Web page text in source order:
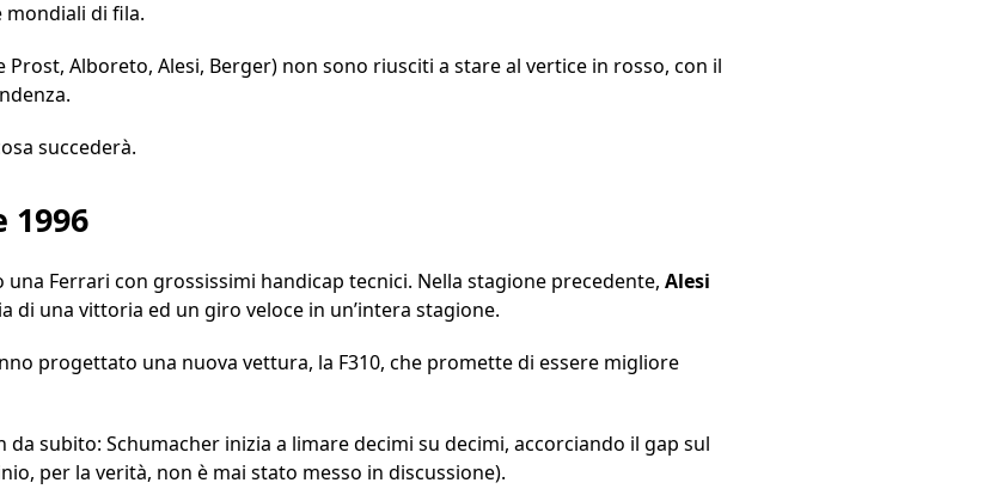
mondiali di fila.
Alboreto, Alesi, Berger) non sono riusciti a stare al vertice in rosso, con il
succederà.
1996
Ferrari con grossissimi handicap tecnici. Nella stagione precedente, Alesi
di una vittoria ed un giro veloce in un’intera stagione.
progettato una nuova vettura, la F310, che promette di essere migliore
subito: Schumacher inizia a limare decimi su decimi, accorciando il gap sul
per la verità, non è mai stato messo in discussione).